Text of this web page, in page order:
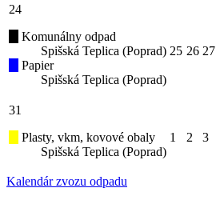
24
Komunálny odpad
Spišská Teplica (Poprad)
Papier
Spišská Teplica (Poprad)
25 26 27
31
Plasty, vkm, kovové obaly
Spišská Teplica (Poprad)
1 2 3
Kalendár zvozu odpadu